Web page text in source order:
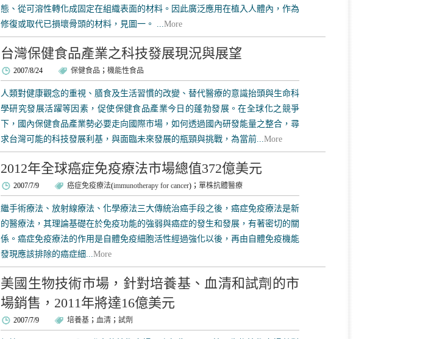
態、從可溶性轉化成固定在組織表面的材料。因此廣泛應用在植入人體內，作為
修復或取代已損壞骨頭的材料，見圖一。 ...More
台灣保健食品產業之科技發展現況與展望
2007/8/24 保健食品 ； 機能性食品
人類對健康觀念的重視、膳食及生活習慣的改變、替代醫療的意識抬頭與生命科
學研究發展活躍等因素，促使保健食品產業今日的蓬勃發展。在全球化之競爭
下，國內保健食品產業勢必要走向國際市場，如何透過國內研發能量之整合，尋
求台灣可能的科技發展利基，與面臨未來發展的瓶頸與挑戰，為當前...More
2012年全球癌症免疫療法市場總值372億美元
2007/7/9 癌症免疫療法(immunotherapy for cancer)； 單株抗體醫療
繼手術療法、放射線療法、化學療法三大傳統治癌手段之後，癌症免疫療法是新
的醫療法，其理論基礎在於免疫功能的強弱與癌症的發生和發展，有著密切的關
係。癌症免疫療法的作用是自體免疫細胞活性經過強化以後，再由自體免疫機能
發現應該排除的癌症細...More
美國生物技術市場，針對培養基、血清和試劑的市
場銷售，2011年將達16億美元
2007/7/9 培養基 ； 血清 ； 試劑